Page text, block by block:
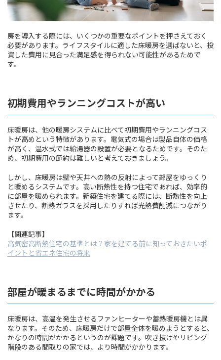
房を導入する際には、いくつかの重要なポイントを押さえておく
必要があります。ライフスタイルに適した床暖房を選ばないと、投
資した費用に見合った満足感を得られない可能性があるためで
す。
初期費用やランニングコストが高い
床暖房は、他の暖房システムに比べて初期費用やランニングコス
トが高めという特徴があります。電気式の場合は製品自体の価格
が高く、温水式では給湯器の設置が必要となるためです。そのた
め、初期費用の節約は難しいと考えておきましょう。
しかし、床暖房は壁や天井への熱の反射によって部屋をゆっくり
と暖めるシステムです。高い断熱性を持つ住宅であれば、効率的
に部屋を暖められます。新築住宅を建てる際には、断熱性を向上
させたり、断熱ガラスを採用したりすれば光熱費削減につながり
ます。
【関連記事】
高気密高断熱住宅の基準とは？家を建てる前に知っておきたいポ
イントと省エネ住宅の将来
部屋が暖まるまでに時間がかかる
床暖房は、高温を発生させるファンヒーターや蓄熱暖房機とは異
なります。そのため、床暖房だけで部屋全体を暖めようとすると、
かなりの時間がかかるというのが課題です。吹き抜けやリビング
階段のある間取りの家では、より時間がかかります。